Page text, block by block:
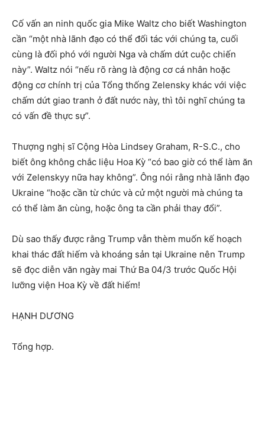
Cố vấn an ninh quốc gia Mike Waltz cho biết Washington
cần “một nhà lãnh đạo có thể đối tác với chúng ta, cuối
cùng là đối phó với người Nga và chấm dứt cuộc chiến
này”. Waltz nói “nếu rõ ràng là động cơ cá nhân hoặc
động cơ chính trị của Tổng thống Zelensky khác với việc
chấm dứt giao tranh ở đất nước này, thì tôi nghĩ chúng ta
có vấn đề thực sự”.
Thượng nghị sĩ Cộng Hòa Lindsey Graham, R-S.C., cho
biết ông không chắc liệu Hoa Kỳ “có bao giờ có thể làm ăn
với Zelenskyy nữa hay không”. Ông nói rằng nhà lãnh đạo
Ukraine “hoặc cần từ chức và cử một người mà chúng ta
có thể làm ăn cùng, hoặc ông ta cần phải thay đổi”.
Dù sao thấy được rằng Trump vẫn thèm muốn kế hoạch
khai thác đất hiếm và khoáng sản tại Ukraine nên Trump
sẽ đọc diễn văn ngày mai Thứ Ba 04/3 trước Quốc Hội
lưỡng viện Hoa Kỳ về đất hiếm!
HẠNH DƯƠNG
Tổng hợp.